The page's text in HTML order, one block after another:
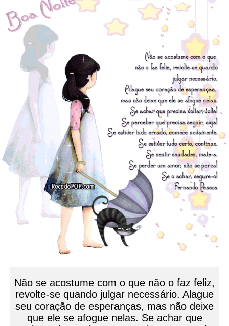
Não se acostume com o que não o faz feliz,
revolte-se quando julgar necessário. Alague
seu coração de esperanças, mas não deixe
que ele se afogue nelas. Se achar que